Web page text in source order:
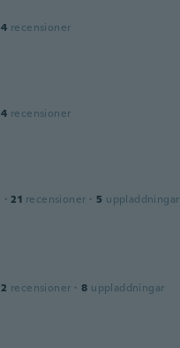
recensioner
recensioner
· 21 recensioner · 5 uppladdningar
recensioner · 8 uppladdningar